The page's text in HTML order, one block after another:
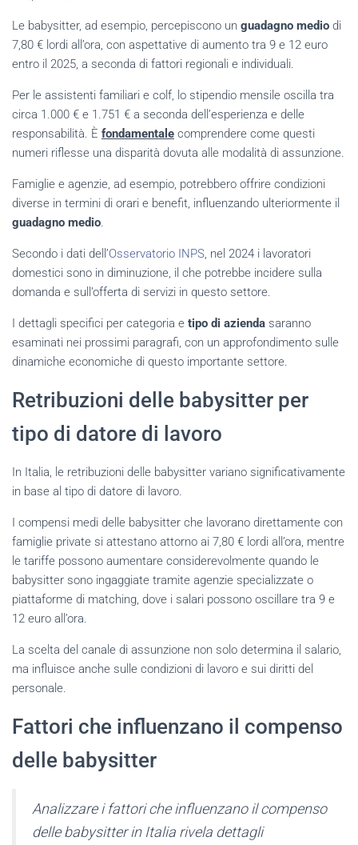
Le babysitter, ad esempio, percepiscono un guadagno medio di
7,80 € lordi all’ora, con aspettative di aumento tra 9 e 12 euro
entro il 2025, a seconda di fattori regionali e individuali.
Per le assistenti familiari e colf, lo stipendio mensile oscilla tra
circa 1.000 € e 1.751 € a seconda dell’esperienza e delle
responsabilità. È fondamentale comprendere come questi
numeri riflesse una disparità dovuta alle modalità di assunzione.
Famiglie e agenzie, ad esempio, potrebbero offrire condizioni
diverse in termini di orari e benefit, influenzando ulteriormente il
guadagno medio.
Secondo i dati dell’Osservatorio INPS, nel 2024 i lavoratori
domestici sono in diminuzione, il che potrebbe incidere sulla
domanda e sull’offerta di servizi in questo settore.
I dettagli specifici per categoria e tipo di azienda saranno
esaminati nei prossimi paragrafi, con un approfondimento sulle
dinamiche economiche di questo importante settore.
Retribuzioni delle babysitter per
tipo di datore di lavoro
In Italia, le retribuzioni delle babysitter variano significativamente
in base al tipo di datore di lavoro.
I compensi medi delle babysitter che lavorano direttamente con
famiglie private si attestano attorno ai 7,80 € lordi all’ora, mentre
le tariffe possono aumentare considerevolmente quando le
babysitter sono ingaggiate tramite agenzie specializzate o
piattaforme di matching, dove i salari possono oscillare tra 9 e
12 euro all’ora.
La scelta del canale di assunzione non solo determina il salario,
ma influisce anche sulle condizioni di lavoro e sui diritti del
personale.
Fattori che influenzano il compenso
delle babysitter
Analizzare i fattori che influenzano il compenso
delle babysitter in Italia rivela dettagli